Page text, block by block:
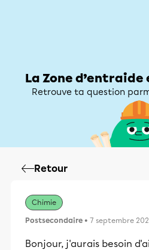
La Zone
Retrouve ta question
Retour
Chimie
Postsecondaire • 7 septembre
Bonjour, j'aurais besoin